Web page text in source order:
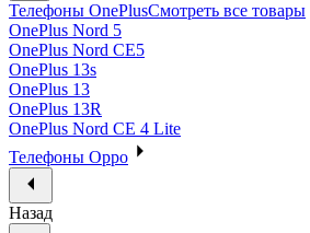
Телефоны OnePlusСмотреть все товары
OnePlus Nord 5
OnePlus Nord CE5
OnePlus 13s
OnePlus 13
OnePlus 13R
OnePlus Nord CE 4 Lite
Телефоны Oppo
Назад